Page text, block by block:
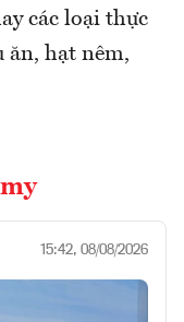
các loại thực
ăn, hạt nêm,
15:42, 08/08/2026